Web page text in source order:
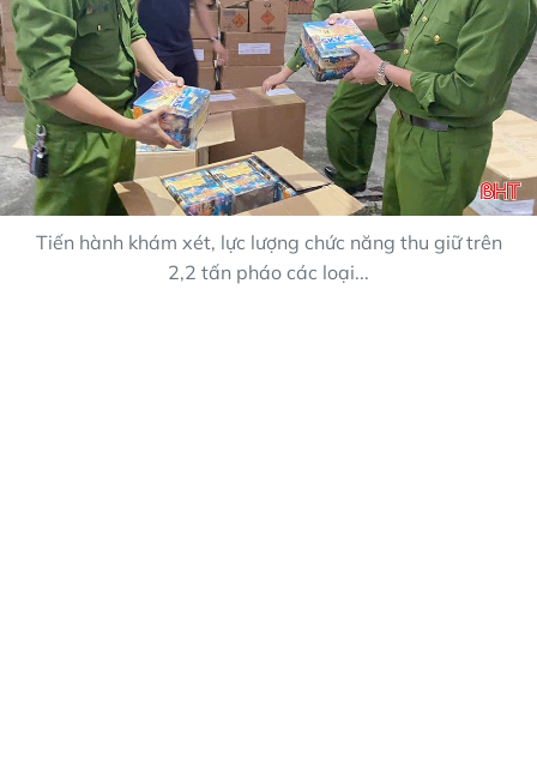
Tiến hành khám xét, lực lượng chức năng thu giữ trên
2,2 tấn pháo các loại...